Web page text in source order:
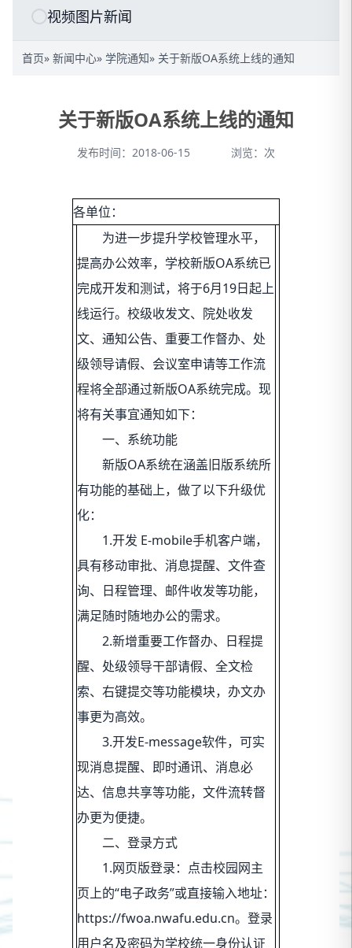
视频图片新闻
首页» 新闻中心» 学院通知» 关于新版OA系统上线的通知
关于新版OA系统上线的通知
发布时间：2018-06-15 浏览： 次
各单位：
为进一步提升学校管理水平，
提高办公效率，学校新版OA系统已
完成开发和测试，将于6月19日起上
线运行。校级收发文、院处收发
文、通知公告、重要工作督办、处
级领导请假、会议室申请等工作流
程将全部通过新版OA系统完成。现
将有关事宜通知如下：
一、系统功能
新版OA系统在涵盖旧版系统所
有功能的基础上，做了以下升级优
化：
1.开发 E-mobile手机客户端，
具有移动审批、消息提醒、文件查
询、日程管理、邮件收发等功能，
满足随时随地办公的需求。
2.新增重要工作督办、日程提
醒、处级领导干部请假、全文检
索、右键提交等功能模块，办文办
事更为高效。
3.开发E-message软件，可实
现消息提醒、即时通讯、消息必
达、信息共享等功能，文件流转督
办更为便捷。
二、登录方式
1.网页版登录：点击校园网主
页上的“电子政务”或直接输入地址：
https://fwoa.nwafu.edu.cn。登录
用户名及密码为学校统一身份认证